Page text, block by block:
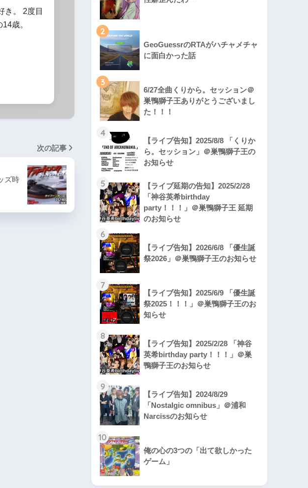
き。 2度目
歳。
次の記事
ズ時
2
GeoGuessrのRTAがハチャメチャ
に面白かった話
3
6/27全曲くりから。セッション＠
巣鴨獅子王ありがとうございまし
た！！！
4
【ライブ告知】2025/8/8 「くりか
ら。セッション」＠巣鴨獅子王の
お知らせ
5
【ライブ延期の告知】2025/2/28
「神谷英希birthday
party！！！」＠巣鴨獅子王 延期
のお知らせ
6
【ライブ告知】2026/6/8 「優生誕
祭2026」＠巣鴨獅子王のお知らせ
7
【ライブ告知】2025/6/9 「優生誕
祭2025！！！」＠巣鴨獅子王のお
知らせ
8
【ライブ告知】2025/2/28 「神谷
英希birthday party！！！」＠巣
鴨獅子王のお知らせ
9
【ライブ告知】2024/8/29
「Nostalgic omnibus」＠浦和
Narcissのお知らせ
10
俺の心の3つの「出て欲しかった
ゲーム」